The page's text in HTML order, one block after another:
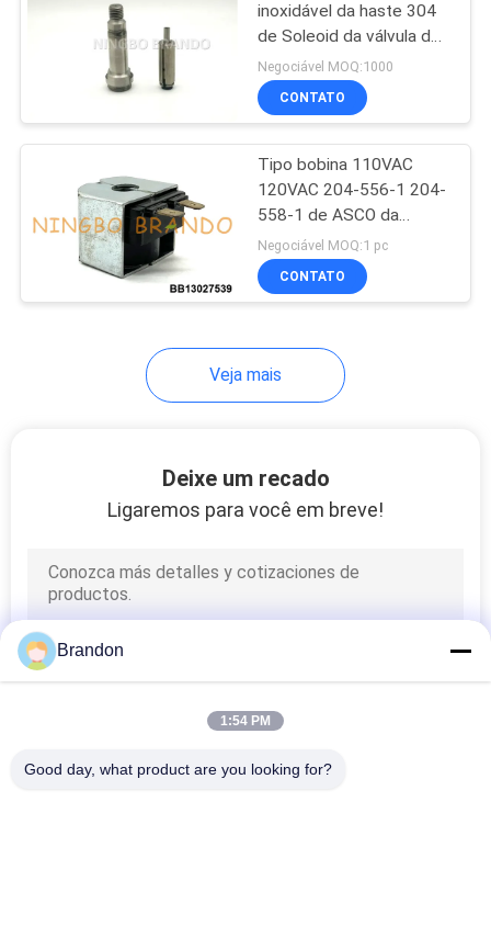
Cilindros de ar
pneumáticos
Lubrificador do
Bobina hidráulica da
válvula de solenoide
Conector da bobina
do solenóide
inoxidável da haste 304
de Soleoid da válvula do
pulso normalmente
próxima
Negociável MOQ:1000
CONTATO
Tipo bobina 110VAC
120VAC 204-556-1 204-
558-1 de ASCO da
válvula de solenoide
Negociável MOQ:1 pc
CONTATO
Veja mais
Deixe um recado
Ligaremos para você em breve!
Brandon
1:54 PM
Good day, what product are you looking for?